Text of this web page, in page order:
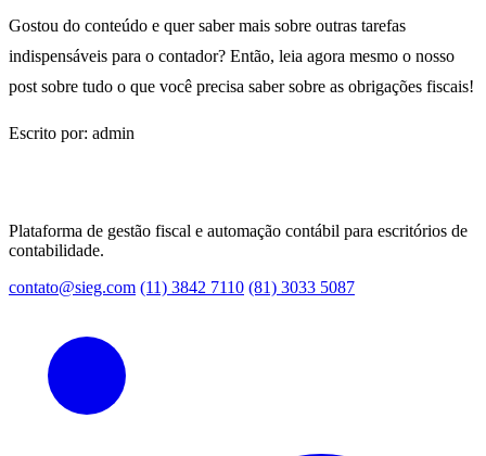
Gostou do conteúdo e quer saber mais sobre outras tarefas
indispensáveis para o contador? Então, leia agora mesmo o nosso
post sobre tudo o que você precisa saber sobre as obrigações fiscais!
Escrito por: admin
Plataforma de gestão fiscal e automação contábil para escritórios de
contabilidade.
contato@sieg.com (11) 3842 7110 (81) 3033 5087